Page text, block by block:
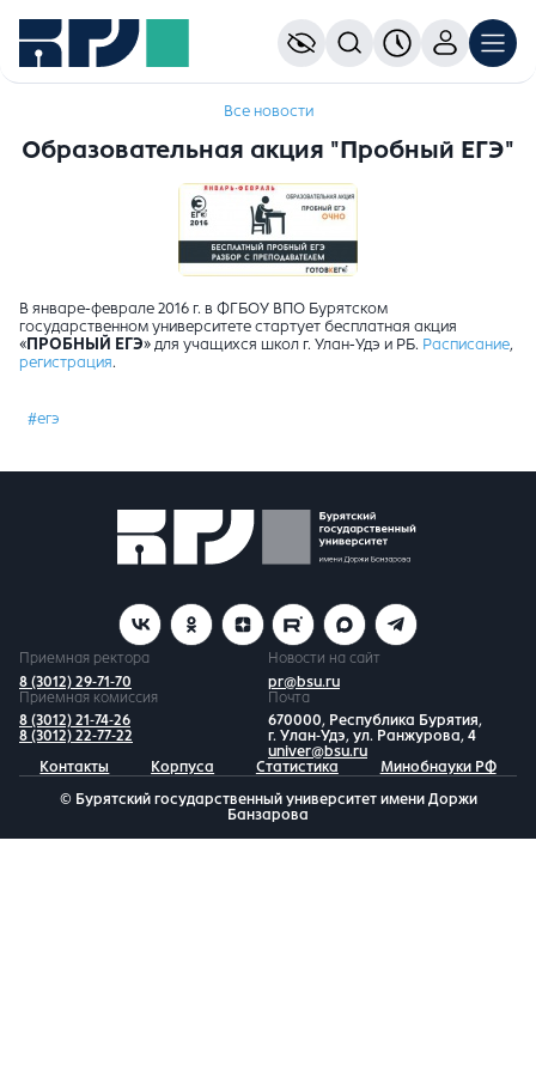
Все новости
Образовательная акция "Пробный ЕГЭ"
В январе-феврале 2016 г. в ФГБОУ ВПО Бурятском
государственном университете стартует бесплатная акция
« ПРОБНЫЙ ЕГЭ» для учащихся школ г. Улан-Удэ и РБ. Расписание,
регистрация.
#егэ
Приемная ректора
8 (3012) 29-71-70
Новости на сайт
pr@bsu.ru
Приемная комиссия
8 (3012) 21-74-26
8 (3012) 22-77-22
Почта
670000, Республика Бурятия,
г. Улан-Удэ, ул. Ранжурова, 4
univer@bsu.ru
Контакты
Корпуса Статистика Минобнауки РФ
© Бурятский государственный университет имени Доржи
Банзарова